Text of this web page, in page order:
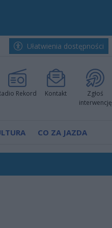
Ułatwienia dostępności
Rekord Kontakt
Zgłoś
interwencję
CO ZA JAZDA